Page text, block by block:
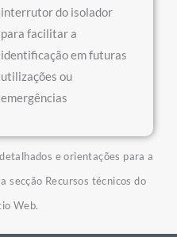
interrutor do isolador
para facilitar a
identificação em futuras
utilizações ou
emergências
e orientações para a
secção Recursos técnicos do
Web.